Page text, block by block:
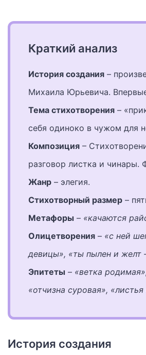
Краткий анализ
История создания –
Михаила Юрьевича.
Тема стихотворения –
себя одиноко в чужом для
Композиция –
разговор листка и чинары.
Жанр – элегия.
Стихотворный размер –
Метафоры – «качаются
Олицетворения – «с ней
девицы», «ты пылен и
Эпитеты – «ветка
«отчизна суровая»,
История создания